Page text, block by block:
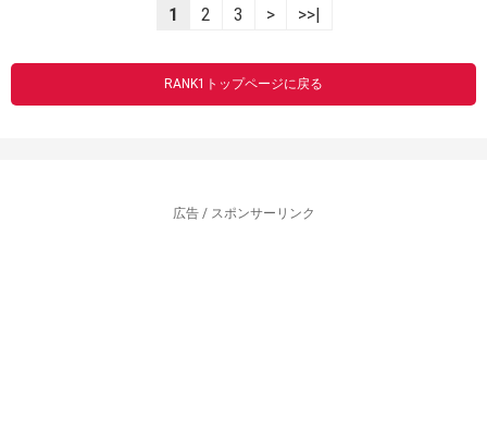
1 2 3 > >>|
RANK1トップページに戻る
広告 / スポンサーリンク